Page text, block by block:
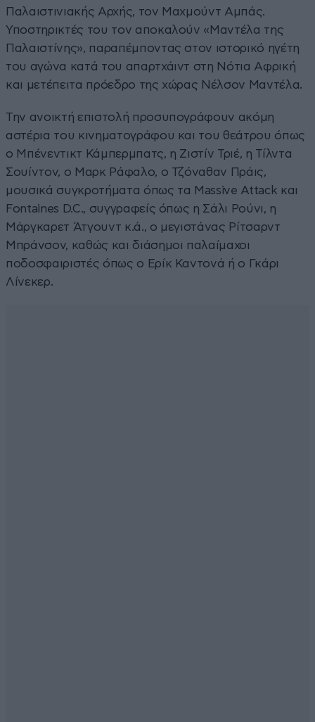
Παλαιστινιακής Αρχής, τον Μαχμούντ Αμπάς.
Υποστηρικτές του τον αποκαλούν «Μαντέλα της
Παλαιστίνης», παραπέμποντας στον ιστορικό ηγέτη
του αγώνα κατά του απαρτχάιντ στη Νότια Αφρική
και μετέπειτα πρόεδρο της χώρας Νέλσον Μαντέλα.
Την ανοικτή επιστολή προσυπογράφουν ακόμη
αστέρια του κινηματογράφου και του θεάτρου όπως
ο Μπένεντικτ Κάμπερμπατς, η Ζιστίν Τριέ, η Τίλντα
Σουίντον, ο Μαρκ Ράφαλο, ο Τζόναθαν Πράις,
μουσικά συγκροτήματα όπως τα Massive Attack και
Fontaines D.C., συγγραφείς όπως η Σάλι Ρούνι, η
Μάργκαρετ Άτγουντ κ.ά., ο μεγιστάνας Ρίτσαρντ
Μπράνσον, καθώς και διάσημοι παλαίμαχοι
ποδοσφαιριστές όπως ο Ερίκ Καντονά ή ο Γκάρι
Λίνεκερ.